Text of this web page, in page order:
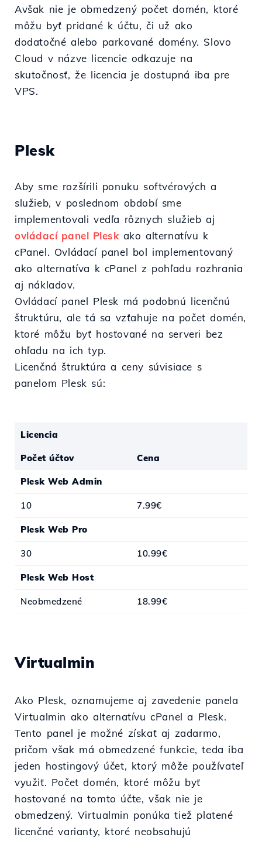
Avšak nie je obmedzený počet domén, ktoré
môžu byť pridané k účtu, či už ako
dodatočné alebo parkované domény. Slovo
Cloud v názve licencie odkazuje na
skutočnosť, že licencia je dostupná iba pre
VPS.
Plesk
Aby sme rozšírili ponuku softvérových a
služieb, v poslednom období sme
implementovali vedľa rôznych služieb aj
ovládací panel Pleskako alternatívu k
cPanel. Ovládací panel bol implementovaný
ako alternatíva k cPanel z pohľadu rozhrania
aj nákladov.
Ovládací panel Plesk má podobnú licenčnú
štruktúru, ale tá sa vzťahuje na počet domén,
ktoré môžu byť hosťované na serveri bez
ohľadu na ich typ.
Licenčná štruktúra a ceny súvisiace s
panelom Plesk sú:
Licencia
Počet účtov Cena
Plesk Web Admin
10 7.99€
Plesk Web Pro
30 10.99€
Plesk Web Host
Neobmedzené 18.99€
Virtualmin
Ako Plesk, oznamujeme aj zavedenie panela
Virtualmin ako alternatívu cPanel a Plesk.
Tento panel je možné získať aj zadarmo,
pričom však má obmedzené funkcie, teda iba
jeden hostingový účet, ktorý môže používateľ
využiť. Počet domén, ktoré môžu byť
hostované na tomto účte, však nie je
obmedzený. Virtualmin ponúka tiež platené
licenčné varianty, ktoré neobsahujú